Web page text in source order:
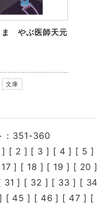
ま やぶ医師天元
文庫
：351-360
] [ 2 ] [ 3 ] [ 4 ] [ 5 ]
17 ] [ 18 ] [ 19 ] [ 20
31 ] [ 32 ] [ 33 ] [ 34
[ 45 ] [ 46 ] [ 47 ] [